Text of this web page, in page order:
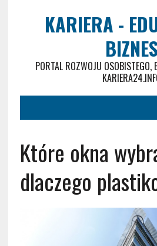
KARIERA -
BIZNES
PORTAL ROZWOJU
Które okna
dlaczego